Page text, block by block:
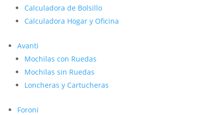
Calculadora de Bolsillo
Calculadora Hogar y Oficina
Avanti
Mochilas con Ruedas
Mochilas sin Ruedas
Loncheras y Cartucheras
Foroni